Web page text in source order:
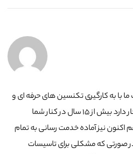
با به‌ کارگیری تکنسین های حرفه ای و
سرویس کاران با تجربه ، افتخار دارد بیش از ۱۵ سال در کنار شما
نیز آماده خدمت رسانی به تمام
است. در صورتی که مشکلی برای تاسیسات